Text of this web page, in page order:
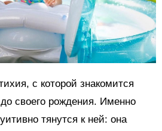
с которой знакомится
своего рождения. Именно
тянутся к ней: она